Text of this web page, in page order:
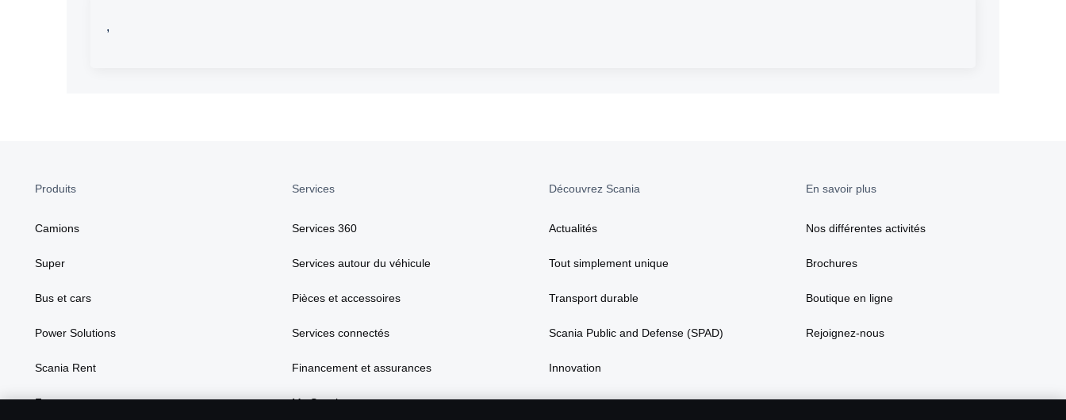
,
Produits
Camions
Super
Bus et cars
Power Solutions
Scania Rent
Focus
Services
Services 360
Services autour du véhicule
Pièces et accessoires
Services connectés
Financement et assurances
My Scania
Découvrez Scania
Actualités
Tout simplement unique
Transport durable
Scania Public and Defense (SPAD)
Innovation
En savoir plus
Nos différentes activités
Brochures
Boutique en ligne
Rejoignez-nous